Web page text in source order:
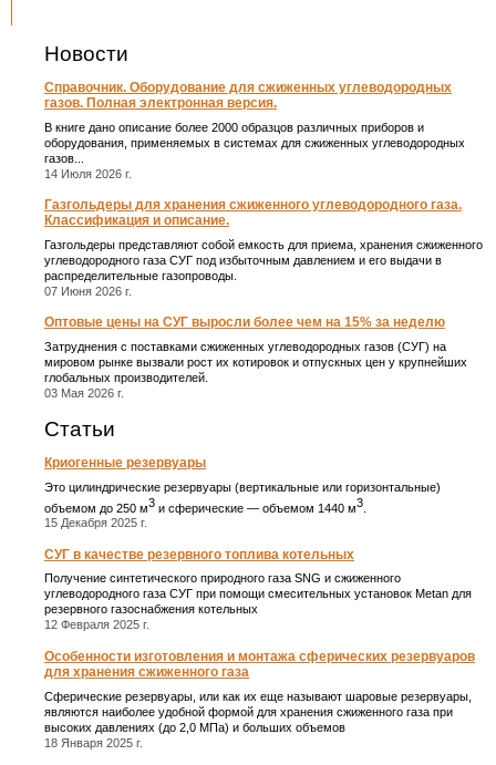
Новости
Справочник. Оборудование для сжиженных углеводородных
газов. Полная электронная версия.
В книге дано описание более 2000 образцов различных приборов и
оборудования, применяемых в системах для сжиженных углеводородных
газов...
14 Июля 2026 г.
Газгольдеры для хранения сжиженного углеводородного газа.
Классификация и описание.
Газгольдеры представляют собой емкость для приема, хранения сжиженного
углеводородного газа СУГ под избыточным давлением и его выдачи в
распределительные газопроводы.
07 Июня 2026 г.
Оптовые цены на СУГ выросли более чем на 15% за неделю
Затруднения с поставками сжиженных углеводородных газов (СУГ) на
мировом рынке вызвали рост их котировок и отпускных цен у крупнейших
глобальных производителей.
03 Мая 2026 г.
Статьи
Криогенные резервуары
Это цилиндрические резервуары (вертикальные или горизонтальные)
объемом до 250 м3 и сферические ― объемом 1440 м3
15 Декабря 2025 г.
СУГ в качестве резервного топлива котельных
Получение синтетического природного газа SNG и сжиженного
углеводородного газа СУГ при помощи смесительных установок Metan для
резервного газоснабжения котельных
12 Февраля 2025 г.
Особенности изготовления и монтажа сферических резервуаров
для хранения сжиженного газа
Сферические резервуары, или как их еще называют шаровые резервуары,
являются наиболее удобной формой для хранения сжиженного газа при
высоких давлениях (до 2,0 МПа) и больших объемов
18 Января 2025 г.